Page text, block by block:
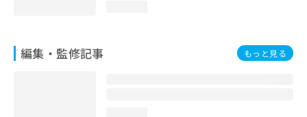
編集・監修記事 もっと見る